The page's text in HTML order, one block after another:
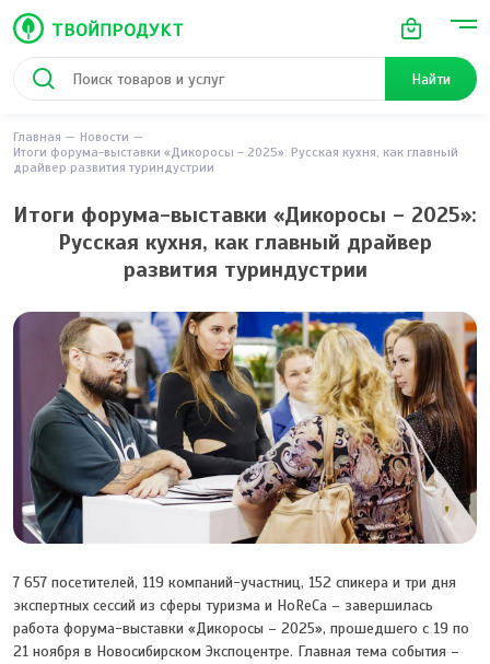
Найти
Главная
Новости
Итоги форума-выставки «Дикоросы – 2025»: Русская кухня, как главный
драйвер развития туриндустрии
Итоги форума-выставки «Дикоросы – 2025»:
Русская кухня, как главный драйвер
развития туриндустрии
7 657 посетителей, 119 компаний-участниц, 152 спикера и три дня
экспертных сессий из сферы туризма и HoReCa – завершилась
работа форума-выставки «Дикоросы – 2025», прошедшего с 19 по
21 ноября в Новосибирском Экспоцентре. Главная тема события –